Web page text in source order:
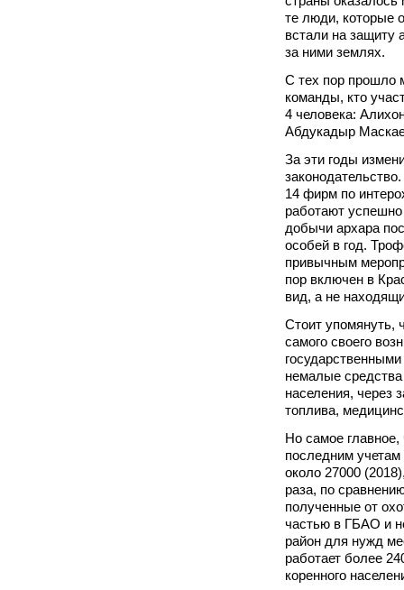
те люди, которые
встали на защиту
за ними землях.
С тех пор прошло
команды, кто
4 человека:
Абдукадыр
За эти годы
14 фирм по
работают
добычи архара
особей в год.
привычным
пор включен в
вид, а не
Стоит упомянуть,
самого своего
немалые
населения, через
топлива,
Но самое главное,
последним учетам
около 27000
раза, по
полученные от
частью в ГБАО и
район для нужд
работает более
коренного